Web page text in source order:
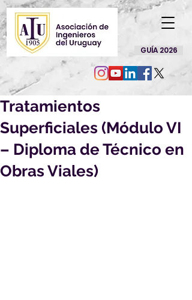
GUÍA 2026
Tratamientos
Superficiales (Módulo VI
– Diploma de Técnico en
Obras Viales)